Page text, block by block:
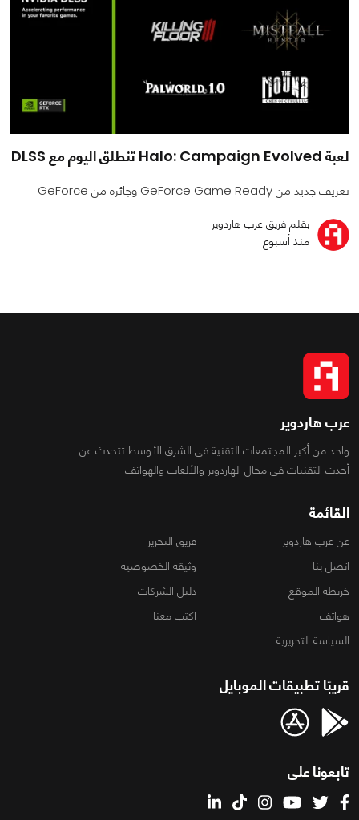
لعبة Halo: Campaign Evolved تنطلق اليوم مع DLSS
تعريف جديد من GeForce Game Ready وجائزة من GeForce
بقلم فريق عرب هاردوير
منذ أسبوع
عرب هاردوير
واحد من أكبر المجتمعات التقنية فى الشرق الأوسط تتحدث عن
أحدث التقنيات فى مجال الهاردوير والألعاب والهواتف
القائمة
عن عرب هاردوير
فريق التحرير
اتصل بنا
وثيقة الخصوصية
خريطة الموقع
دليل الشركات
هواتف
اكتب معنا
السياسة التحريرية
قريبًا تطبيقات الموبايل
تابعونا على